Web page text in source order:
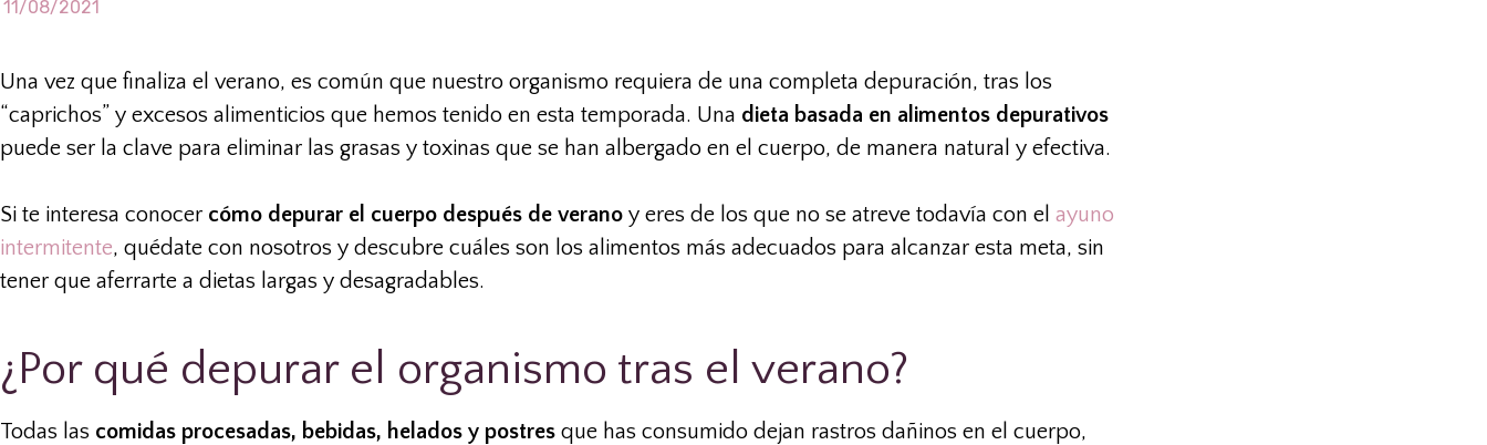
11/08/2021
Una vez que finaliza el verano, es común que nuestro organismo requiera de una completa depuración, tras los
“caprichos” y excesos alimenticios que hemos tenido en esta temporada. Una dieta basada en alimentos depurativos
puede ser la clave para eliminar las grasas y toxinas que se han albergado en el cuerpo, de manera natural y efectiva.
Si te interesa conocer cómo depurar el cuerpo después de verano y eres de los que no se atreve todavía con el ayuno
intermitente, quédate con nosotros y descubre cuáles son los alimentos más adecuados para alcanzar esta meta, sin
tener que aferrarte a dietas largas y desagradables.
¿Por qué depurar el organismo tras el verano?
Todas las comidas procesadas, bebidas, helados y postres que has consumido dejan rastros dañinos en el cuerpo,